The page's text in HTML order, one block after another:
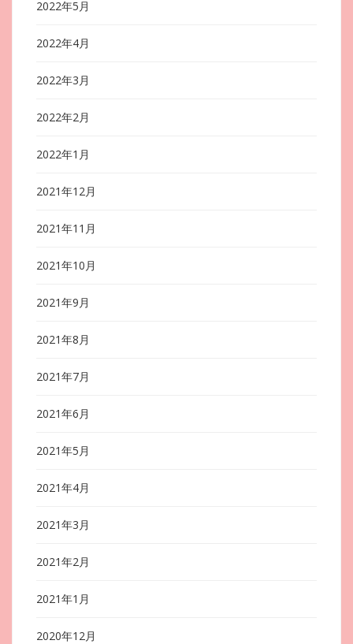
2022年5月
2022年4月
2022年3月
2022年2月
2022年1月
2021年12月
2021年11月
2021年10月
2021年9月
2021年8月
2021年7月
2021年6月
2021年5月
2021年4月
2021年3月
2021年2月
2021年1月
2020年12月